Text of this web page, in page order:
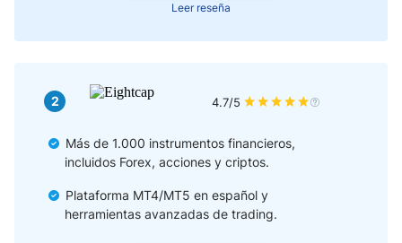
Entonces, ¿cuál es la estrategia mágica?
La parte del Day Trading que a ninguno de ustedes le gusta
Leer reseña
2 4.7/5
Más de 1.000 instrumentos financieros,
incluidos Forex, acciones y criptos.
Plataforma MT4/MT5 en español y
herramientas avanzadas de trading.